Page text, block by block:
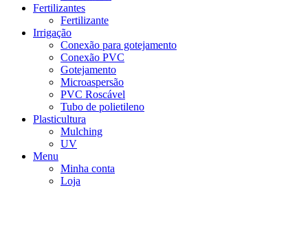
Fertilizantes
Fertilizante
Irrigação
Conexão para gotejamento
Conexão PVC
Gotejamento
Microaspersão
PVC Roscável
Tubo de polietileno
Plasticultura
Mulching
UV
Menu
Minha conta
Loja